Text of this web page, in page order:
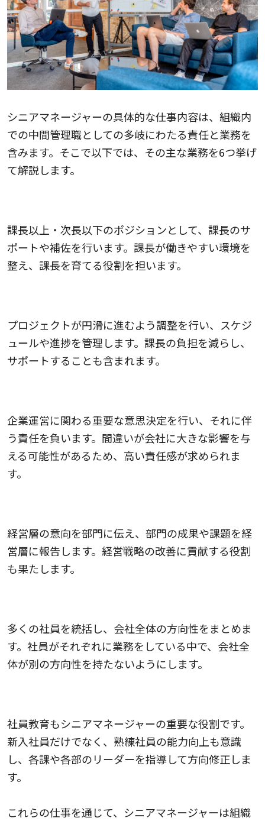
シニアマネージャーの具体的な仕事内容は、組織内
での中間管理職としての多岐にわたる責任と業務を
含みます。そこで以下では、その主な業務を6つ挙げ
て解説します。
課長以上・次長以下のポジションとして、課長のサ
ポートや補佐を行います。課長が働きやすい環境を
整え、課長を育てる役割を担います。
プロジェクトが円滑に進むよう調整を行い、スケジ
ュールや進捗を管理します。課長の負担を減らし、
サポートすることも含まれます。
企業運営に関わる重要な意思決定を行い、それに伴
う責任を負います。間違いが会社に大きな影響を与
える可能性があるため、高い責任感が求められま
す。
経営層の意向を部門に伝え、部門の成果や課題を経
営層に報告します。経営戦略の改善に貢献する役割
も果たします。
多くの社員を統括し、会社全体の方向性をまとめま
す。社員がそれぞれに業務をしている中で、会社全
体が別の方向性を持たないようにします。
社員教育もシニアマネージャーの重要な役割です。
新入社員だけでなく、熟練社員の能力向上も意識
し、各課や各部のリーダーを指導して方向修正しま
す。
これらの仕事を通じて、シニアマネージャーは組織